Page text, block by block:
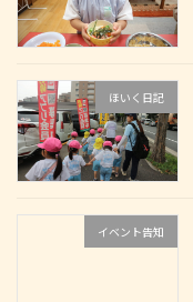
ほいく日記
イベント告知